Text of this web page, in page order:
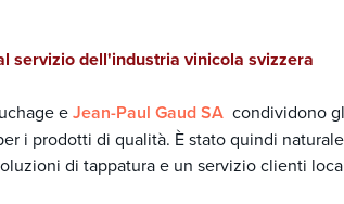
servizio dell'industria vinicola svizzera
eJean-Paul Gaud SA condividono
i prodotti di qualità. È stato quindi
di tappatura e un servizio clienti